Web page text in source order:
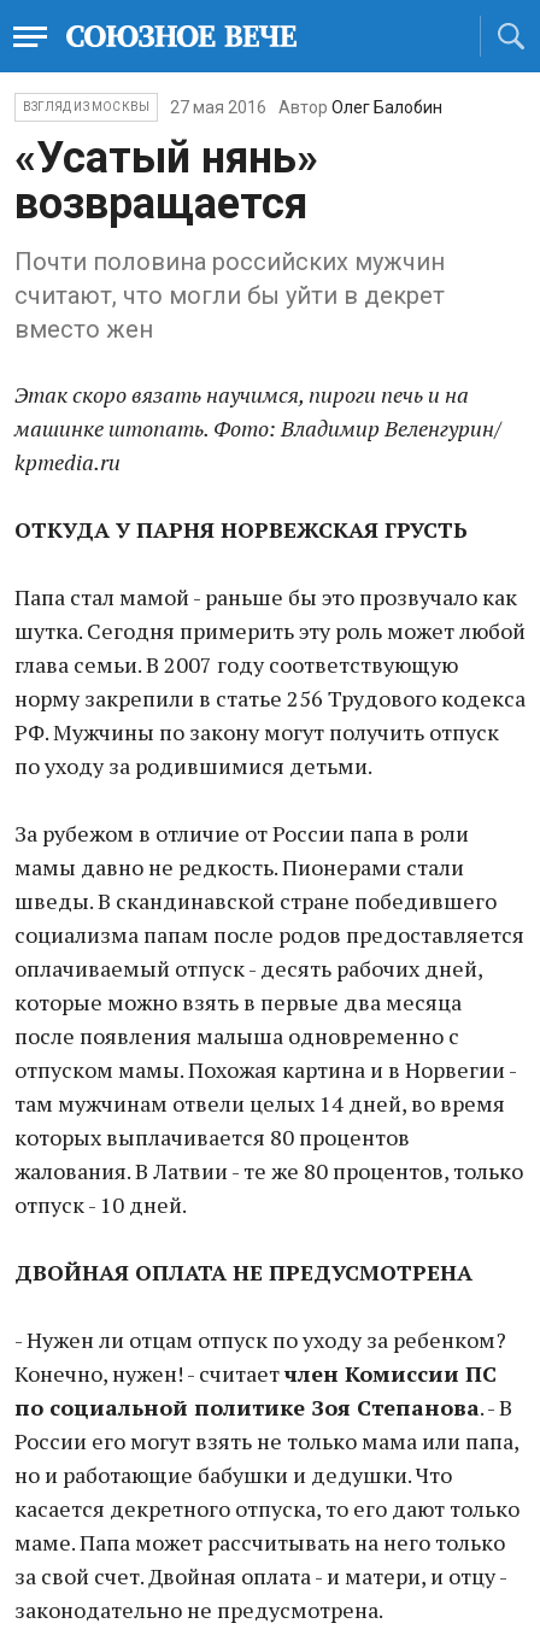
ВЗГЛЯД ИЗ МОСКВЫ 27 мая 2016 АвторОлег Балобин
«Усатый нянь»
возвращается
Почти половина российских мужчин
считают, что могли бы уйти в декрет
вместо жен
Этак скоро вязать научимся, пироги печь и на
машинке штопать. Фото: Владимир Веленгурин/
kpmedia.ru
ОТКУДА У ПАРНЯ НОРВЕЖСКАЯ ГРУСТЬ
Папа стал мамой - раньше бы это прозвучало как
шутка. Сегодня примерить эту роль может любой
глава семьи. В 2007 году соответствующую
норму закрепили в статье 256 Трудового кодекса
РФ. Мужчины по закону могут получить отпуск
по уходу за родившимися детьми.
За рубежом в отличие от России папа в роли
мамы давно не редкость. Пионерами стали
шведы. В скандинавской стране победившего
социализма папам после родов предоставляется
оплачиваемый отпуск - десять рабочих дней,
которые можно взять в первые два месяца
после появления малыша одновременно с
отпуском мамы. Похожая картина и в Норвегии -
там мужчинам отвели целых 14 дней, во время
которых выплачивается 80 процентов
жалования. В Латвии - те же 80 процентов, только
отпуск - 10 дней.
ДВОЙНАЯ ОПЛАТА НЕ ПРЕДУСМОТРЕНА
- Нужен ли отцам отпуск по уходу за ребенком?
Конечно, нужен! - считаетчлен Комиссии ПС
по социальной политике Зоя Степанова. - В
России его могут взять не только мама или папа,
но и работающие бабушки и дедушки. Что
касается декретного отпуска, то его дают только
маме. Папа может рассчитывать на него только
за свой счет. Двойная оплата - и матери, и отцу -
законодательно не предусмотрена.